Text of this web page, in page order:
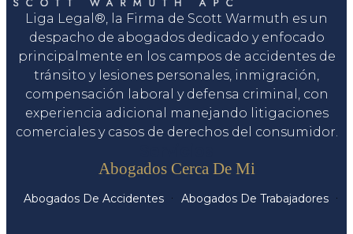
Liga Legal®, la Firma de Scott Warmuth es un
despacho de abogados dedicado y enfocado
principalmente en los campos de accidentes de
tránsito y lesiones personales, inmigración,
compensación laboral y defensa criminal, con
experiencia adicional manejando litigaciones
comerciales y casos de derechos del consumidor.
Abogados Cerca De Mi
Abogados De Accidentes Abogados De Trabajadores